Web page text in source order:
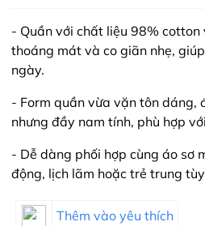
- Quần với chất liệu 98%
thoáng mát và co giãn nhẹ,
ngày.
- Form quần vừa vặn tôn dáng,
nhưng đầy nam tính, phù hợp
- Dễ dàng phối hợp cùng áo sơ
động, lịch lãm hoặc trẻ trung
Thêm vào yêu thích